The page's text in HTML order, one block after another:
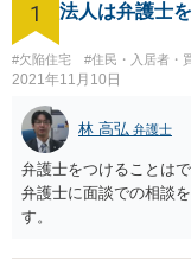
1 法人は弁護士
#欠陥住宅 #住民・入居者・
2021年11月10日
林 高弘 弁護士
弁護士をつけることは
弁護士に面談での相談
す。